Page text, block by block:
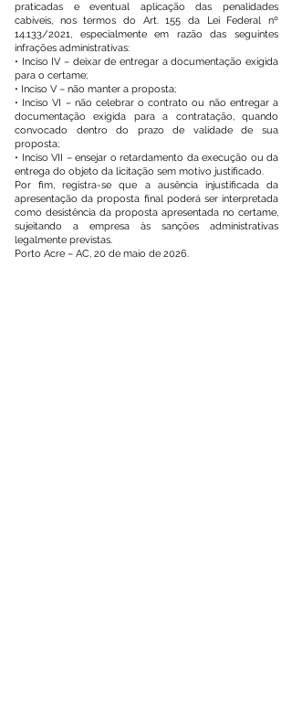
praticadas e eventual aplicação das penalidades
cabíveis, nos termos do Art. 155 da Lei Federal nº
14.133/2021, especialmente em razão das seguintes
infrações administrativas:
• Inciso IV – deixar de entregar a documentação exigida
para o certame;
• Inciso V – não manter a proposta;
• Inciso VI – não celebrar o contrato ou não entregar a
documentação exigida para a contratação, quando
convocado dentro do prazo de validade de sua
proposta;
• Inciso VII – ensejar o retardamento da execução ou da
entrega do objeto da licitação sem motivo justificado.
Por fim, registra-se que a ausência injustificada da
apresentação da proposta final poderá ser interpretada
como desistência da proposta apresentada no certame,
sujeitando a empresa às sanções administrativas
legalmente previstas.
Porto Acre – AC, 20 de maio de 2026.